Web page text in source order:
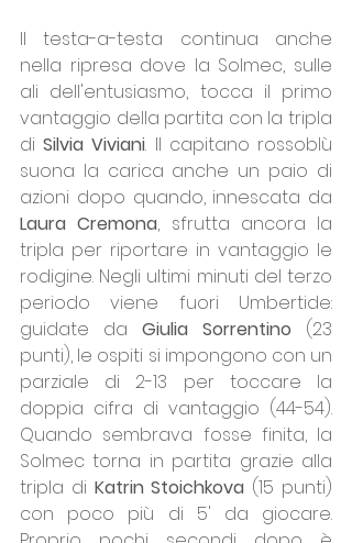
Il testa-a-testa continua anche
nella ripresa dove la Solmec, sulle
ali dell'entusiasmo, tocca il primo
vantaggio della partita con la tripla
di Silvia Viviani. Il capitano rossoblù
suona la carica anche un paio di
Laura Cremona, sfrutta ancora la
tripla per riportare in vantaggio le
rodigine. Negli ultimi minuti del terzo
periodo viene fuori Umbertide:
guidate da Giulia Sorrentino (23
punti), le ospiti si impongono con un
parziale di 2-13 per toccare la
doppia cifra di vantaggio (44-54).
Quando sembrava fosse finita, la
Solmec torna in partita grazie alla
tripla di Katrin Stoichkova (15 punti)
con poco più di 5' da giocare.